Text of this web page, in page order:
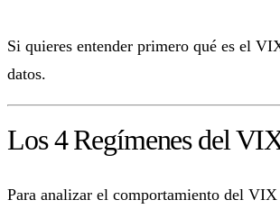
Si quieres entender primero qué es el
datos.
Los 4 Regímenes del
Para analizar el comportamiento del